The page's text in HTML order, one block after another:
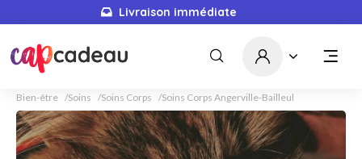
Livraison immédiate
Bien-être Soins Soins Corps Soins Corps Angerville-Bailleul